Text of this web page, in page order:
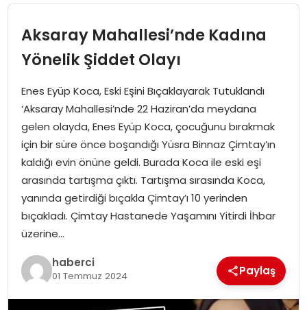
EĞITIM
TEKNOLOJI
GÜNCEL
Aksaray Mahallesi’nde Kadına
Yönelik Şiddet Olayı
Enes Eyüp Koca, Eski Eşini Bıçaklayarak Tutuklandı
‘Aksaray Mahallesi’nde 22 Haziran’da meydana
gelen olayda, Enes Eyüp Koca, çocuğunu bırakmak
için bir süre önce boşandığı Yüsra Binnaz Çimtay’ın
kaldığı evin önüne geldi. Burada Koca ile eski eşi
arasında tartışma çıktı. Tartışma sırasında Koca,
yanında getirdiği bıçakla Çimtay’ı 10 yerinden
bıçakladı. Çimtay Hastanede Yaşamını Yitirdi İhbar
üzerine…
haberci
01 Temmuz 2024 Paylaş